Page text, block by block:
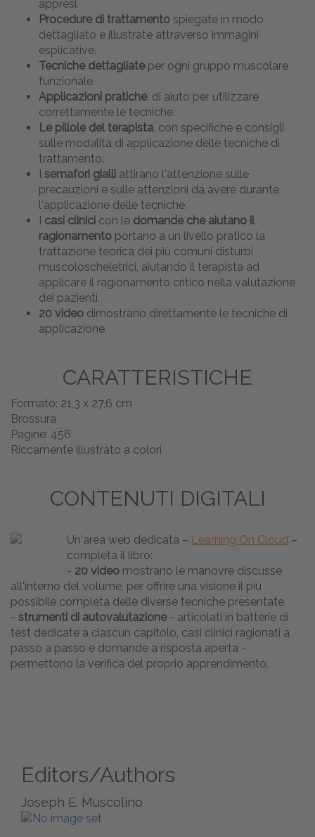
appresi.
Procedure di trattamento spiegate in modo
dettagliato e illustrate attraverso immagini
esplicative.
Tecniche dettagliateper ogni gruppo muscolare
funzionale.
Applicazioni pratiche, di aiuto per utilizzare
correttamente le tecniche.
Le pillole del terapista , con specifiche e consigli
sulle modalità di applicazione delle tecniche di
trattamento.
I semafori gialli attirano l'attenzione sulle
precauzioni e sulle attenzioni da avere durante
l'applicazione delle tecniche.
I casi clinici con le domande che aiutano il
ragionamento portano a un livello pratico la
trattazione teorica dei più comuni disturbi
muscoloscheletrici, aiutando il terapista ad
applicare il ragionamento critico nella valutazione
dei pazienti.
20 video dimostrano direttamente le tecniche di
applicazione.
CARATTERISTICHE
Formato: 21,3 x 27,6 cm
Brossura
Pagine: 456
Riccamente illustrato a colori
CONTENUTI DIGITALI
Un'area web dedicata – Learning On Cloud –
completa il libro:
- 20 video mostrano le manovre discusse
all'interno del volume, per offrire una visione il più
possibile completa delle diverse tecniche presentate
- strumenti di autovalutazione- articolati in batterie di
test dedicate a ciascun capitolo, casi clinici ragionati a
passo a passo e domande a risposta aperta -
permettono la verifica del proprio apprendimento.
Editors/Authors
Joseph E. Muscolino